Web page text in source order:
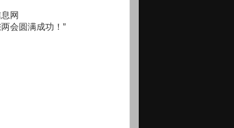
网
会圆满成功！”